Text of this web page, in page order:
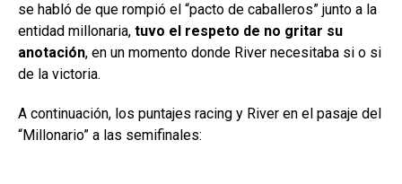
se habló de que rompió el “pacto de caballeros” junto a la
entidad millonaria, tuvo el respeto de no gritar su
anotación, en un momento donde River necesitaba si o si
de la victoria.
A continuación, los puntajes racing y River en el pasaje del
“Millonario” a las semifinales: